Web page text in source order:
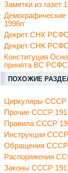
Заметки из газет
1996гг
Декрет СНК
Декрет СНК
Конституция
принята ВС
ПОХОЖИЕ
Циркуляры СССР
Прочие СССР
Правила СССР
Инструкции
Обращения СССР
Распоряжения
Законы СССР